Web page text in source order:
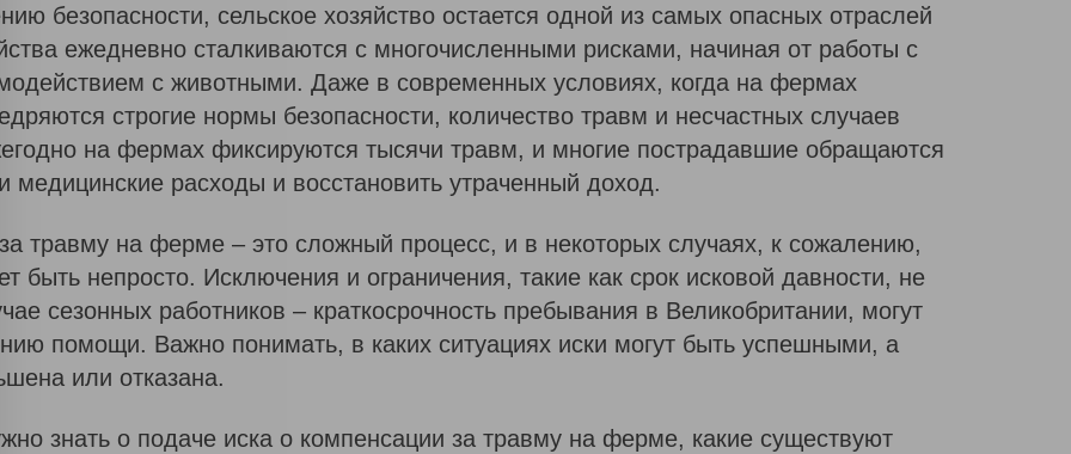
безопасности, сельское хозяйство остается одной из самых опасных отраслей
ежедневно сталкиваются с многочисленными рисками, начиная от работы с
с животными. Даже в современных условиях, когда на фермах
строгие нормы безопасности, количество травм и несчастных случаев
на фермах фиксируются тысячи травм, и многие пострадавшие обращаются
медицинские расходы и восстановить утраченный доход.
травму на ферме – это сложный процесс, и в некоторых случаях, к сожалению,
быть непросто. Исключения и ограничения, такие как срок исковой давности, не
сезонных работников – краткосрочность пребывания в Великобритании, могут
помощи. Важно понимать, в каких ситуациях иски могут быть успешными, а
или отказана.
знать о подаче иска о компенсации за травму на ферме, какие существуют